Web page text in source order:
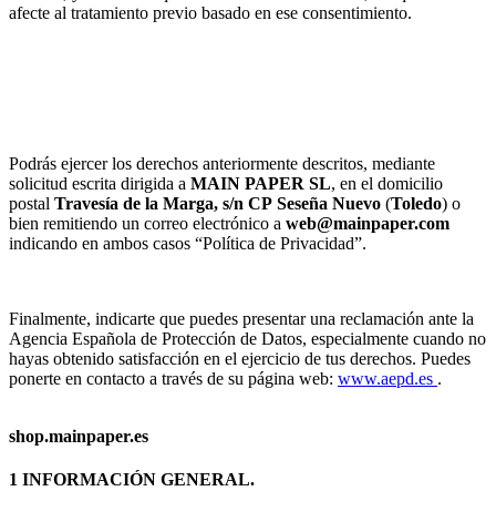
afecte al tratamiento previo basado en ese consentimiento.
Podrás ejercer los derechos anteriormente descritos, mediante
solicitud escrita dirigida a MAIN PAPER SL, en el domicilio
postal Travesía de la Marga, s/n CP Seseña Nuevo (Toledo) o
bien remitiendo un correo electrónico a web@mainpaper.com
indicando en ambos casos “Política de Privacidad”.
Finalmente, indicarte que puedes presentar una reclamación ante la
Agencia Española de Protección de Datos, especialmente cuando no
hayas obtenido satisfacción en el ejercicio de tus derechos. Puedes
ponerte en contacto a través de su página web: www.aepd.es .
shop.mainpaper.es
1 INFORMACIÓN GENERAL.